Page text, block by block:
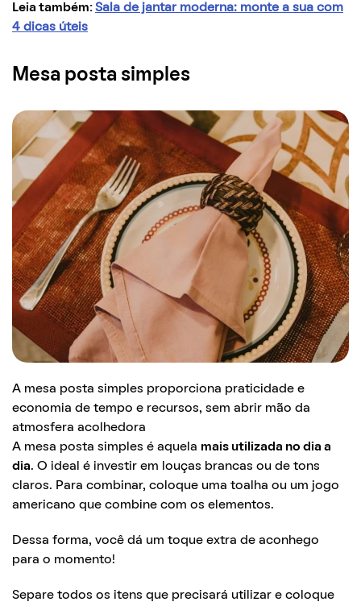
Leia também: Sala de jantar moderna: monte a sua com
4 dicas úteis
Mesa posta simples
A mesa posta simples proporciona praticidade e
economia de tempo e recursos, sem abrir mão da
atmosfera acolhedora
A mesa posta simples é aquela mais utilizada no dia a
dia. O ideal é investir em louças brancas ou de tons
claros. Para combinar, coloque uma toalha ou um jogo
americano que combine com os elementos.
Dessa forma, você dá um toque extra de aconhego
para o momento!
Separe todos os itens que precisará utilizar e coloque